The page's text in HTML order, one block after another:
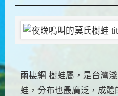
兩棲綱 樹蛙屬，是台灣
蛙，分布也最廣泛，成